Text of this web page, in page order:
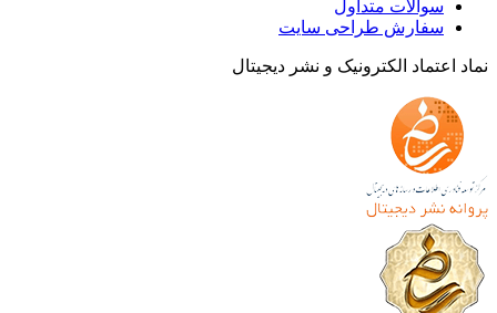
سوالات متداول
سفارش طراحی سایت
اعتماد الکترونیک و نشر دیجیتال